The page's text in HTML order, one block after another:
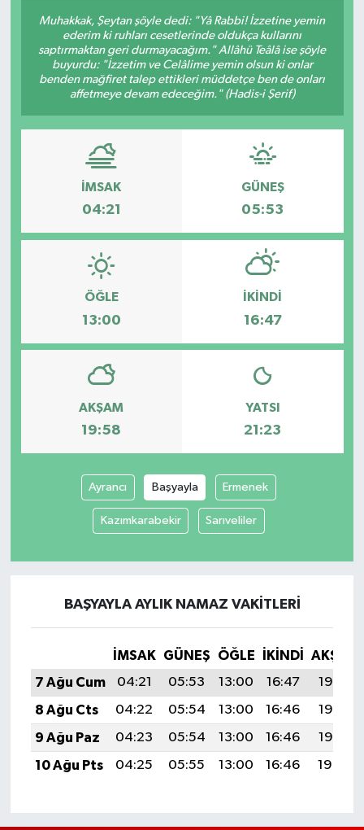
Muhakkak, Şeytan şöyle dedi: "Yâ Rabbi! İzzetine yemin
ederim ki ruhları cesetlerinde oldukça kullarını
saptırmaktan geri durmayacağım." Allâhü Teâlâ ise şöyle
buyurdu: "İzzetim ve Celâlime yemin olsun ki onlar
benden mağfiret talep ettikleri müddetçe ben de onları
affetmeye devam edeceğim." (Hadis-i Şerif)
İMSAK
04:21
GÜNEŞ
05:53
ÖĞLE
13:00
İKINDI
16:47
AKŞAM
19:58
YATSI
21:23
Ayrancı Başyayla Ermenek
Kazımkarabekir Sarıveliler
BAŞYAYLA AYLIK NAMAZ VAKITLERI
İMSAK GÜNEŞ ÖĞLE İKINDI
AKŞAM
7 Ağu Cum
04:21 05:53 13:00 16:47
19:58
8 Ağu Cts
04:22 05:54 13:00 16:46
19:57
9 Ağu Paz
04:23 05:54 13:00 16:46
19:55
10 Ağu Pts
04:25 05:55 13:00 16:46 19:54